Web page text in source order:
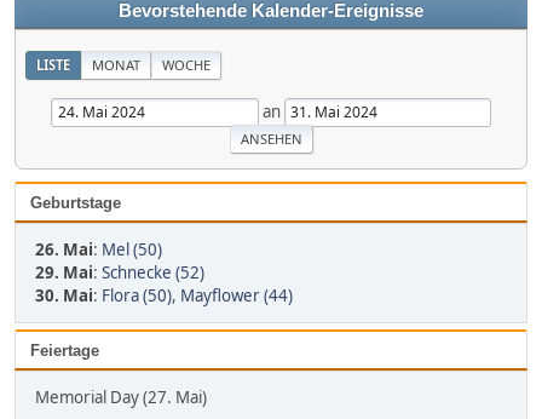
Bevorstehende Kalender-Ereignisse
LISTE MONAT WOCHE
an
Geburtstage
26. Mai: Mel (50)
29. Mai: Schnecke (52)
30. Mai: Flora (50), Mayflower (44)
Feiertage
Memorial Day (27. Mai)